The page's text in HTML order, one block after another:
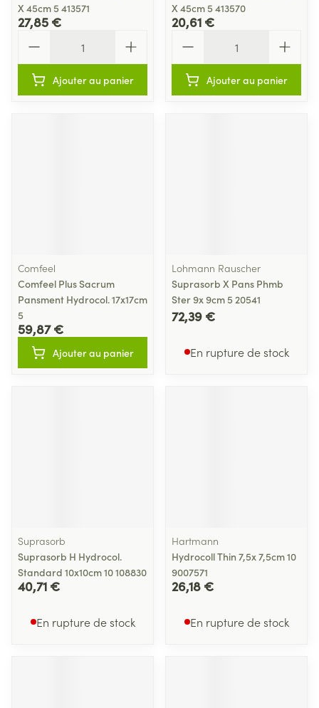
X 45cm 5 413571
27,85 €
Ajouter au panier
X 45cm 5 413570
20,61 €
Ajouter au panier
Comfeel
Comfeel Plus Sacrum
Pansment Hydrocol. 17x17cm
5
59,87 €
Ajouter au panier
Lohmann Rauscher
Suprasorb X Pans Phmb
Ster 9x 9cm 5 20541
72,39 €
En rupture de stock
Suprasorb
Suprasorb H Hydrocol.
Standard 10x10cm 10 108830
40,71 €
En rupture de stock
Hartmann
Hydrocoll Thin 7,5x 7,5cm 10
9007571
26,18 €
En rupture de stock